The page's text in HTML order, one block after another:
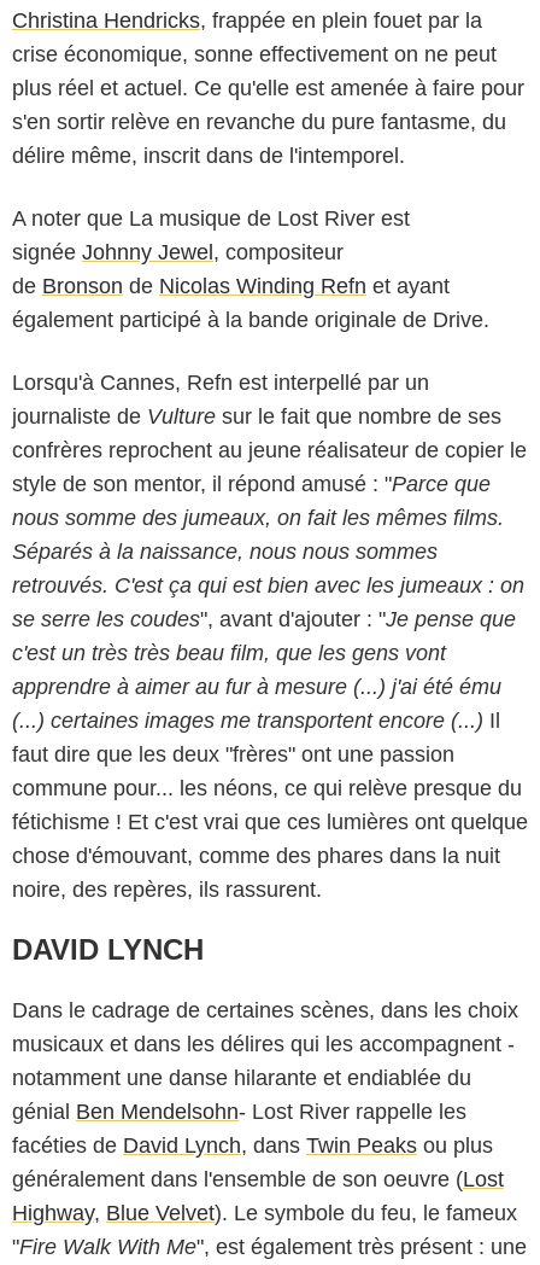
Christina Hendricks, frappée en plein fouet par la
crise économique, sonne effectivement on ne peut
plus réel et actuel. Ce qu'elle est amenée à faire pour
s'en sortir relève en revanche du pure fantasme, du
délire même, inscrit dans de l'intemporel.
A noter que La musique de Lost River est
signée Johnny Jewel, compositeur
de Bronson de Nicolas Winding Refn et ayant
également participé à la bande originale de Drive.
Lorsqu'à Cannes, Refn est interpellé par un
journaliste de Vulture sur le fait que nombre de ses
confrères reprochent au jeune réalisateur de copier le
style de son mentor, il répond amusé : "Parce que
nous somme des jumeaux, on fait les mêmes films.
Séparés à la naissance, nous nous sommes
retrouvés. C'est ça qui est bien avec les jumeaux : on
se serre les coudes", avant d'ajouter : "Je pense que
c'est un très très beau film, que les gens vont
apprendre à aimer au fur à mesure (...) j'ai été ému
(...) certaines images me transportent encore (...) Il
faut dire que les deux "frères" ont une passion
commune pour... les néons, ce qui relève presque du
fétichisme ! Et c'est vrai que ces lumières ont quelque
chose d'émouvant, comme des phares dans la nuit
noire, des repères, ils rassurent.
DAVID LYNCH
Dans le cadrage de certaines scènes, dans les choix
musicaux et dans les délires qui les accompagnent -
notamment une danse hilarante et endiablée du
génial Ben Mendelsohn- Lost River rappelle les
facéties de David Lynch, dans Twin Peaks ou plus
généralement dans l'ensemble de son oeuvre (Lost
Highway, Blue Velvet). Le symbole du feu, le fameux
"Fire Walk With Me", est également très présent : une